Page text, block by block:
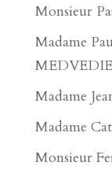
Monsieur
Madame
Madame
Madame
Monsieur